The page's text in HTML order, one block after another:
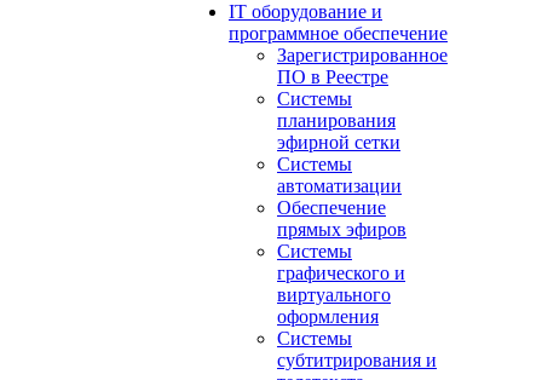
IT оборудование и
программное обеспечение
Зарегистрированное
ПО в Реестре
Системы
планирования
эфирной сетки
Системы
автоматизации
Обеспечение
прямых эфиров
Системы
графического и
виртуального
оформления
Системы
субтитрирования и